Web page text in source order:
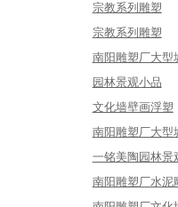
宗教系列雕塑
宗教系列雕塑
南阳雕塑厂大型
园林景观小品
文化墙壁画浮塑
南阳雕塑厂大型
一铭美陶园林景
南阳雕塑厂水泥